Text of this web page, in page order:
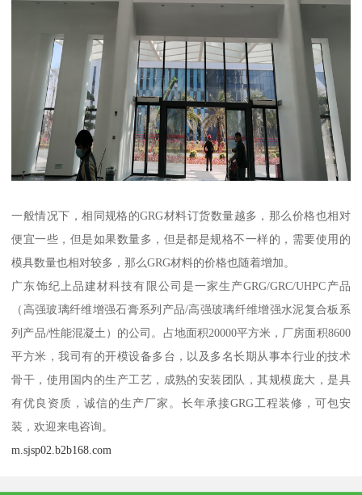
一般情况下，相同规格的GRG材料订货数量越多，那么价格也相对
便宜一些，但是如果数量多，但是都是规格不一样的，需要使用的
模具数量也相对较多，那么GRG材料的价格也随着增加。
广东饰纪上品建材科技有限公司是一家生产GRG/GRC/UHPC产品
（高强玻璃纤维增强石膏系列产品/高强玻璃纤维增强水泥复合板系
列产品/性能混凝土）的公司。占地面积20000平方米，厂房面积8600
平方米，我司有的开模设备多台，以及多名长期从事本行业的技术
骨干，使用国内的生产工艺，成熟的安装团队，其规模庞大，是具
有优良资质，诚信的生产厂家。长年承接GRG工程装修，可包安
装，欢迎来电咨询。
m.sjsp02.b2b168.com